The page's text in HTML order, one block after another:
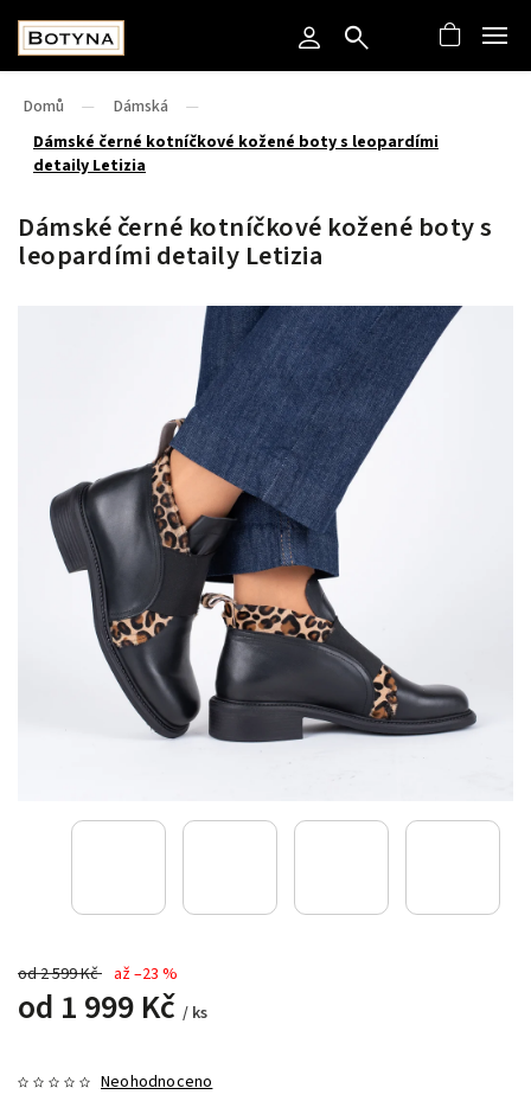
Domů / Dámská
/
Dámské černé kotníčkové kožené boty s leopardími
detaily Letizia
Dámské černé kotníčkové kožené boty s
leopardími detaily Letizia
od 2 599 Kč až –23 %
od 1 999 Kč / ks
Neohodnoceno